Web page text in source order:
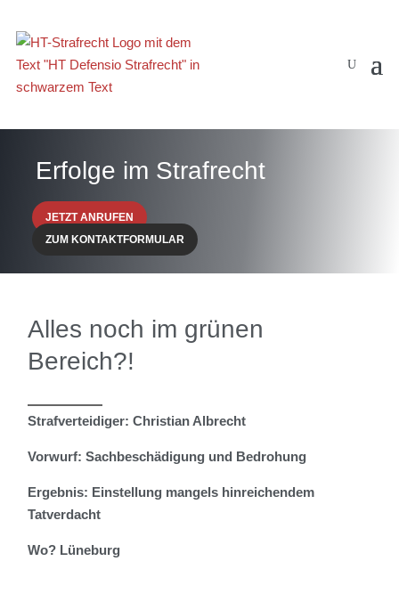
Erfolge im Strafrecht
JETZT ANRUFEN
ZUM KONTAKTFORMULAR
Alles noch im grünen
Bereich?!
Strafverteidiger: Christian Albrecht
Vorwurf:Sachbeschädigung und Bedrohung
Ergebnis: Einstellung mangels hinreichendem
Tatverdacht
Wo? Lüneburg